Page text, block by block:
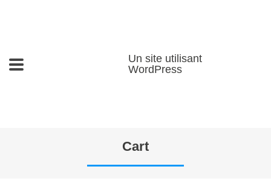
Un site utilisant
WordPress
Cart